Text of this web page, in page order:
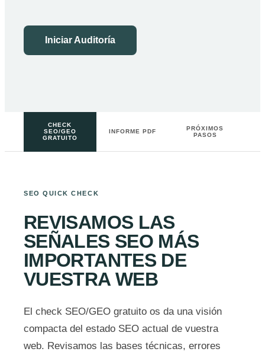
Iniciar Auditoría
CHECK
SEO/GEO
GRATUITO
INFORME PDF
PRÓXIMOS
PASOS
SEO QUICK CHECK
REVISAMOS LAS
SEÑALES SEO MÁS
IMPORTANTES DE
VUESTRA WEB
El check SEO/GEO gratuito os da una visión
compacta del estado SEO actual de vuestra
web. Revisamos las bases técnicas, errores